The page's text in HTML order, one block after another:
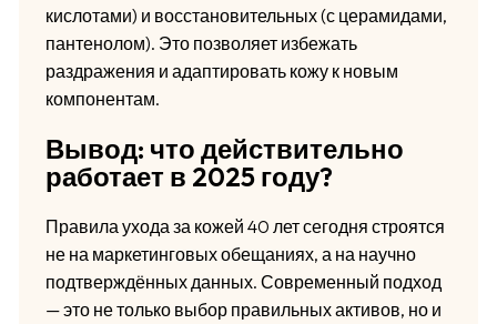
кислотами) и восстановительных (с церамидами,
пантенолом). Это позволяет избежать
раздражения и адаптировать кожу к новым
компонентам.
Вывод: что действительно
работает в 2025 году?
Правила ухода за кожей 40 лет сегодня строятся
не на маркетинговых обещаниях, а на научно
подтверждённых данных. Современный подход
— это не только выбор правильных активов, но и